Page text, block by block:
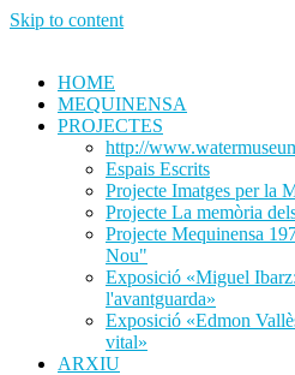
Skip to content
HOME
MEQUINENSA
PROJECTES
http://
Espais Escrits
Projecte Imatges per la
Projecte La memòria
Projecte Mequinensa
Nou"
Exposició «Miguel
l'avantguarda»
Exposició «Edmon
vital»
ARXIU